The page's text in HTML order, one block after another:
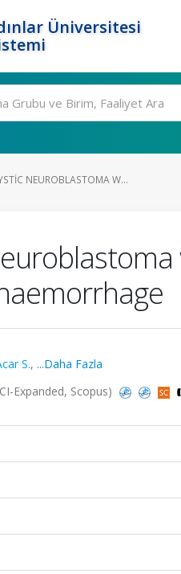
Üniversitesi
NEUROBLASTOMA W...
S., ...Daha Fazla
Expanded, Scopus)